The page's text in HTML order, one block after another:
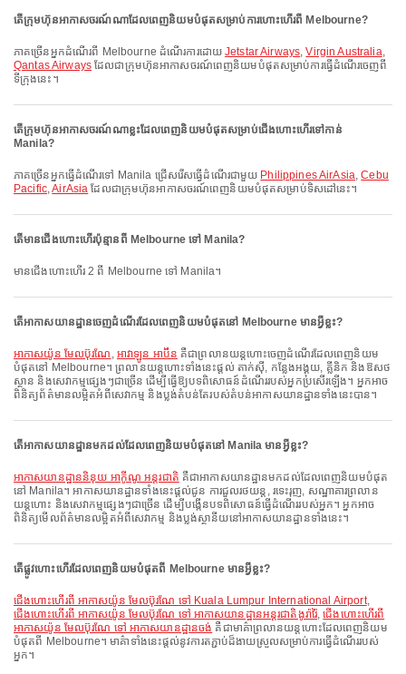
តើក្រុមហ៊ុនអាកាសចរណ៍ណាដែលពេញនិយមបំផុតសម្រាប់ការហោះហើរពី Melbourne?
ភាគច្រើនអ្នកដំណើរពី Melbourne ដំណើរការដោយJetstar Airways,Virgin Australia,
Qantas Airwaysដែលជាក្រុមហ៊ុនអាកាសចរណ៍ពេញនិយមបំផុតសម្រាប់ការធ្វើដំណើរចេញពី
ទីក្រុងនេះ។
តើក្រុមហ៊ុនអាកាសចរណ៍ណាខ្លះដែលពេញនិយមបំផុតសម្រាប់ជើងហោះហើរទៅកាន់
Manila?
ភាគច្រើនអ្នកធ្វើដំណើរទៅ Manila ជ្រើសរើសធ្វើដំណើរជាមួយ Philippines AirAsia,Cebu
Pacific,AirAsia ដែលជាក្រុមហ៊ុនអាកាសចរណ៍ពេញនិយមបំផុតសម្រាប់ទិសដៅនេះ។
តើមានជើងហោះហើរប៉ុន្មានពី Melbourne ទៅ Manila?
មានជើងហោះហើរ 2 ពី Melbourne ទៅ Manila។
តើអាកាសយានដ្ឋានចេញដំណើរដែលពេញនិយមបំផុតនៅ Melbourne មានអ្វីខ្លះ?
អាកាសយ៉ូន មែលប៊ុរណែ , អាវាឡូន អាប៊ីន គឺជាព្រលានយន្តហោះចេញដំណើរដែលពេញនិយម
បំផុតនៅ Melbourne។ ព្រលានយន្តហោះទាំងនេះផ្តល់ តាក់ស៊ី, កន្លែងអង្គុយ, គ្លីនិក និងឱសថ
ស្ថាន និងសេវាកម្មផ្សេងៗជាច្រើន ដើម្បីធ្វើឱ្យបទពិសោធន៍ដំណើររបស់អ្នកប្រសើរឡើង។ អ្នកអាច
ពិនិត្យព័ត៌មានលម្អិតអំពីសេវាកម្ម និងប្លង់តំបន់តែរបស់តំបន់អាកាសយានដ្ឋានទាំងនេះបាន។
តើអាកាសយានដ្ឋានមកដល់ដែលពេញនិយមបំផុតនៅ Manila មានអ្វីខ្លះ?
អាកាសយានដ្ឋាននិនុយ អាកូីណូ អន្តរជាតិ គឺជាអាកាសយានដ្ឋានមកដល់ដែលពេញនិយមបំផុត
នៅ Manila។ អាកាសយានដ្ឋានទាំងនេះផ្តល់ជូន ការជួលរថយន្ត, រទេះរុញ, សណ្ឋាគារព្រលាន
យន្តហោះ និងសេវាកម្មផ្សេងៗជាច្រើន ដើម្បីបង្កើនបទពិសោធន៍ធ្វើដំណើររបស់អ្នក។ អ្នកអាច
ពិនិត្យមើលព័ត៌មានលម្អិតអំពីសេវាកម្ម និងប្លង់ស្ថានីយនៅអាកាសយានដ្ឋានទាំងនេះ។
តើផ្លូវហោះហើរដែលពេញនិយមបំផុតពី Melbourne មានអ្វីខ្លះ?
ជើងហោះហើរពី អាកាសយ៉ូន មែលប៊ុរណែ ទៅ Kuala Lumpur International Airport,
ជើងហោះហើរពី អាកាសយ៉ូន មែលប៊ុរណែ ទៅ អាកាសយានដ្ឋានអន្តរជាតិងូរ៉ារ៉ៃ,ជើងហោះហើរពី
អាកាសយ៉ូន មែលប៊ុរណែ ទៅ អាកាសយានដ្ឋានចង់ គឺជាមាគ៌ាព្រលានយន្តហោះដែលពេញនិយម
បំផុតពី Melbourne។ មាគ៌ាទាំងនេះផ្តល់នូវការតភ្ជាប់ដ៏ងាយស្រួលសម្រាប់ការធ្វើដំណើររបស់
អ្នក។